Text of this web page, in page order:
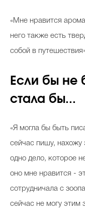
«Мне нравится
него также есть
собой в
Если бы не
стала бы...
«Я могла бы быть
сейчас пишу, нахожу
одно дело, которое
оно мне нравится -
сотрудничала с
сейчас не могу этим